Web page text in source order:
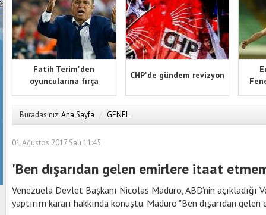
Fatih Terim'den
oyuncularına fırça
CHP'de gündem revizyon
Buradasınız:Ana Sayfa / GENEL
01 Ağustos 2017 Salı 11:45
'Ben dışarıdan gelen emirlere itaat
Venezuela Devlet Başkanı Nicolas Maduro, ABD’nin açıkladığı
yaptırım kararı hakkında konuştu. Maduro "Ben dışarıdan